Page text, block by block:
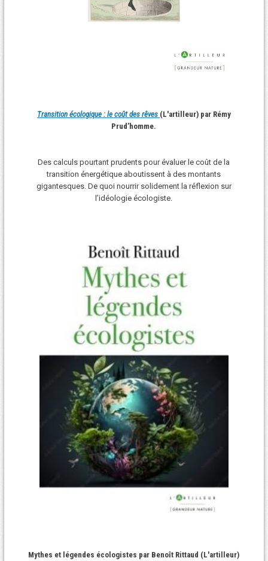
Transition écologique : le coût des rêves (L'artilleur) par Rémy
Prud’homme.
Des calculs pourtant prudents pour évaluer le coût de la
transition énergétique aboutissent à des montants
gigantesques. De quoi nourrir solidement la réflexion sur
l’idéologie écologiste.
Mythes et légendes écologistes par Benoît Rittaud (L'artilleur)